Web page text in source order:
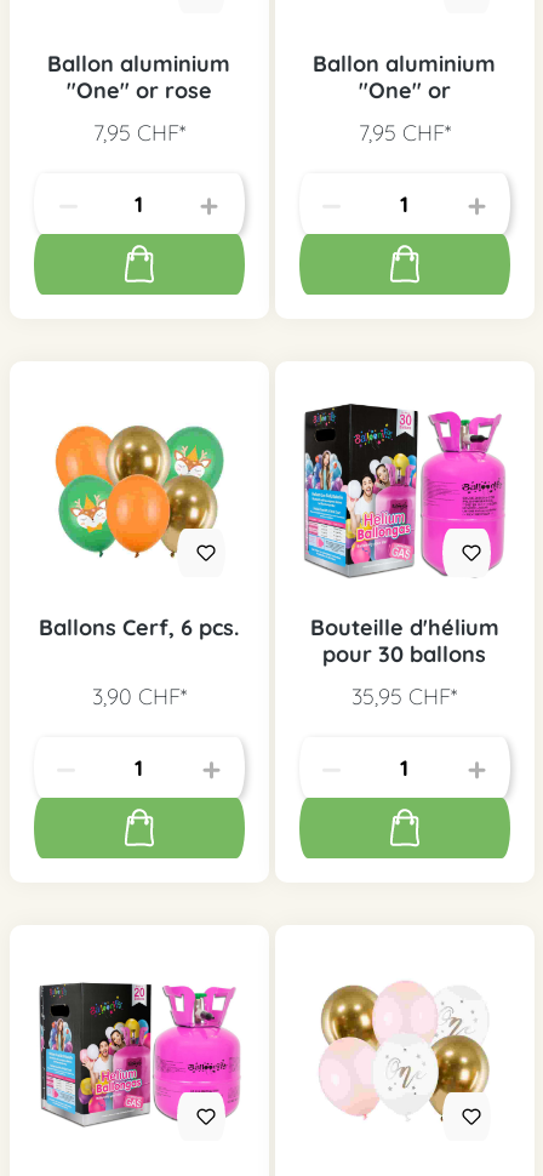
Ballon aluminium
"One" or rose
7,95 CHF*
Ballon aluminium
"One" or
7,95 CHF*
Ballons Cerf, 6 pcs.
3,90 CHF*
Bouteille d'hélium
pour 30 ballons
35,95 CHF*